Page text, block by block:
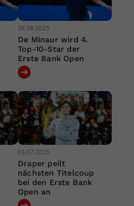
26.08.2025
De Minaur wird 4.
Top-10-Star der
Erste Bank Open
03.07.2025
Draper peilt
nächsten Titelcoup
bei den Erste Bank
Open an